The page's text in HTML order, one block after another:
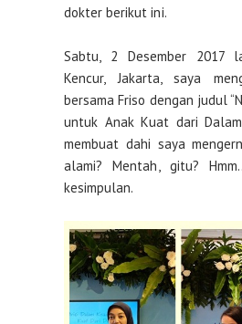
dokter berikut ini.
Sabtu, 2 Desember 2017
Kencur, Jakarta, saya
bersama Friso dengan judul
untuk Anak Kuat dari
membuat dahi saya
alami? Mentah, gitu?
kesimpulan.